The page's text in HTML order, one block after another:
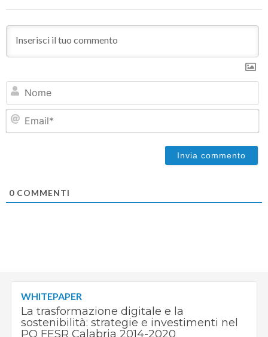
0 COMMENTI
WHITEPAPER
La trasformazione digitale e la
sostenibilità: strategie e investimenti nel
PO FESR Calabria 2014-2020